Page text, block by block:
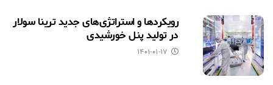
رویکردها و استراتژی‌های جدید ترینا سولار
در تولید پنل خورشیدی
۱۴۰۱-۰۱-۱۷